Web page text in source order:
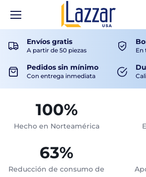
Envíos gratis
A partir de 50 piezas En
Pedidos sin mínimo
Con entrega inmediata
100%
Hecho en Norteamérica
63%
Reducción de consumo de